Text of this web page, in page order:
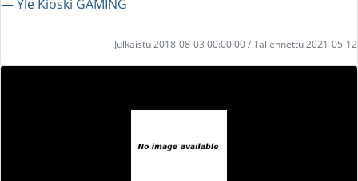
― Yle Kioski GAMING
Julkaistu 2018-08-03 00:00:00 / Tallennettu 2021-05-12